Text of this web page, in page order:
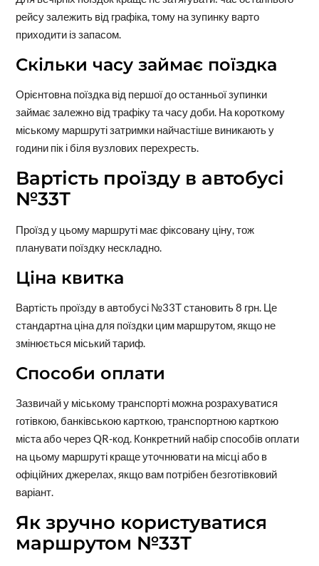
рейсу залежить від графіка, тому на зупинку варто
приходити із запасом.
Скільки часу займає поїздка
Орієнтовна поїздка від першої до останньої зупинки
займає залежно від трафіку та часу доби. На короткому
міському маршруті затримки найчастіше виникають у
години пік і біля вузлових перехресть.
Вартість проїзду в автобусі
№33Т
Проїзд у цьому маршруті має фіксовану ціну, тож
планувати поїздку нескладно.
Ціна квитка
Вартість проїзду в автобусі №33Т становить 8 грн. Це
стандартна ціна для поїздки цим маршрутом, якщо не
змінюється міський тариф.
Способи оплати
Зазвичай у міському транспорті можна розрахуватися
готівкою, банківською карткою, транспортною карткою
міста або через QR-код. Конкретний набір способів оплати
на цьому маршруті краще уточнювати на місці або в
офіційних джерелах, якщо вам потрібен безготівковий
варіант.
Як зручно користуватися
маршрутом №33Т